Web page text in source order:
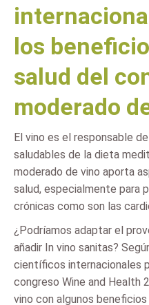
los
salud del
moderado
El vino es el responsable
saludables de la dieta
moderado de vino aporta
salud, especialmente para
crónicas como son las
¿Podríamos adaptar el
añadir In vino sanitas?
científicos internacionales
congreso Wine and Health
vino con algunos